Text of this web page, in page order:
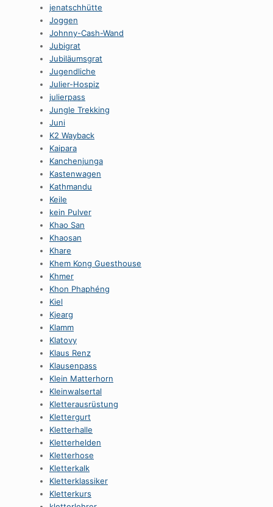
jenatschhütte
Joggen
Johnny-Cash-Wand
Jubigrat
Jubiläumsgrat
Jugendliche
Julier-Hospiz
julierpass
Jungle Trekking
Juni
K2 Wayback
Kaipara
Kanchenjunga
Kastenwagen
Kathmandu
Keile
kein Pulver
Khao San
Khaosan
Khare
Khem Kong Guesthouse
Khmer
Khon Phaphéng
Kiel
Kjearg
Klamm
Klatovy
Klaus Renz
Klausenpass
Klein Matterhorn
Kleinwalsertal
Kletterausrüstung
Klettergurt
Kletterhalle
Kletterhelden
Kletterhose
Kletterkalk
Kletterklassiker
Kletterkurs